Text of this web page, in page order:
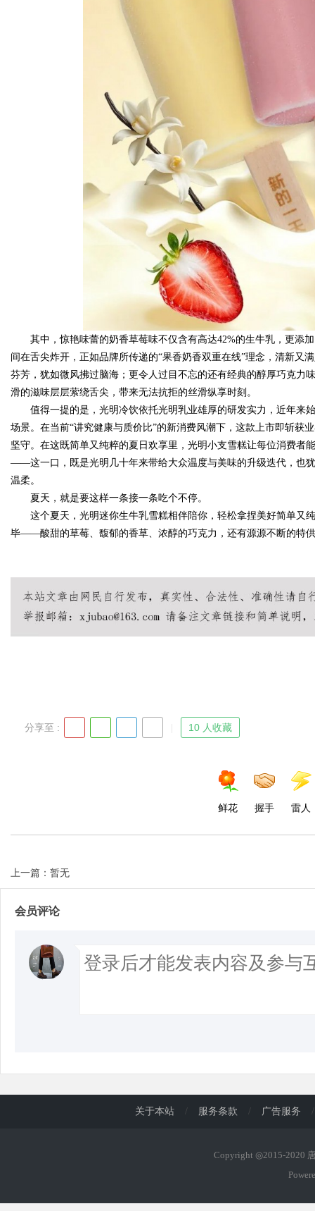
其中，惊艳味蕾的奶香草莓味不仅含有高达42%的生牛乳，更添
间在舌尖炸开，正如品牌所传递的“果香奶香双重在线”理念，清新又
芬芳，犹如微风拂过脑海；更令人过目不忘的还有经典的醇厚巧克力
滑的滋味层层萦绕舌尖，带来无法抗拒的丝滑纵享时刻。
值得一提的是，光明冷饮依托光明乳业雄厚的研发实力，近年来
场景。在当前“讲究健康与质价比”的新消费风潮下，这款上市即斩获
坚守。在这既简单又纯粹的夏日欢享里，光明小支雪糕让每位消费者
——这一口，既是光明几十年来带给大众温度与美味的升级迭代，也
温柔。
夏天，就是要这样一条接一条吃个不停。
这个夏天，光明迷你生牛乳雪糕相伴陪你，轻松拿捏美好简单又
毕——酸甜的草莓、馥郁的香草、浓醇的巧克力，还有源源不断的特
分享至 : 10 人收藏
鲜花 握手 雷人
上一篇：暂无
会员评论
关于本站 / 服务条款 / 广告服务 /
Copyright ◎2015-2020